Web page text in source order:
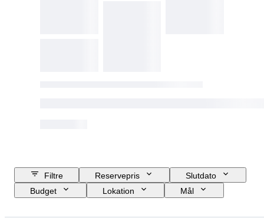
Filtre Reservepris
Slutdato
Budget
Lokation
Mål